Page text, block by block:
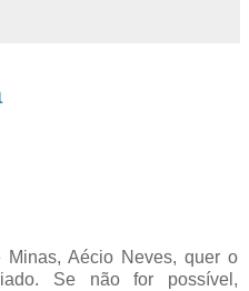
Minas, Aécio Neves, quer o
Se não for possível,